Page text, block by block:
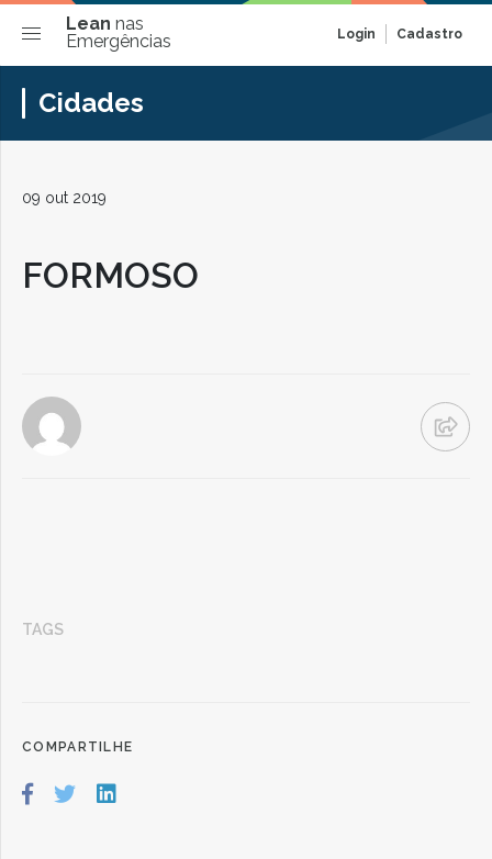
Lean nas
Emergências
Login Cadastro
Cidades
09 out 2019
FORMOSO
TAGS
COMPARTILHE